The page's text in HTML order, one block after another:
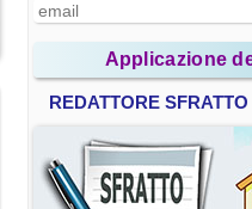
Applicazione
REDATTORE